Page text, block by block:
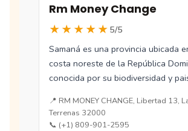
Rm Money Change
★★★★★ 5/5
Samaná es una provincia ubicada
costa noreste de la República
conocida por su biodiversidad y
📍 RM MONEY CHANGE, Libertad 13,
Terrenas 32000
📞 (+1) 809-901-2595